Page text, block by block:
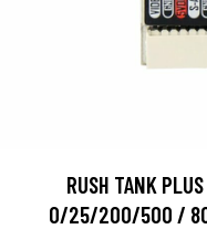
RUSH TANK
0/25/200/500 /